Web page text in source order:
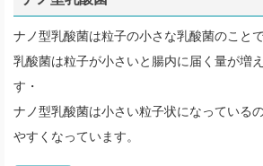
ナノ型乳酸菌は粒子の小さな乳酸菌のこと
乳酸菌は粒子が小さいと腸内に届く量が増
す・
ナノ型乳酸菌は小さい粒子状になっている
やすくなっています。